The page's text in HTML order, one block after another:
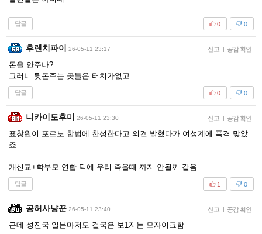
답글 0
0
후렌치파이 26-05-11 23:17 신고 공감 확인
돈을 안주나?
그러니 뒷돈주는 곳들은 터치가없고
답글 0
0
니카이도후미 26-05-11 23:30 신고 공감 확인
표창원이 포르노 합법에 찬성한다고 의견 밝혔다가 여성계에 폭격 맞았
죠
개신교+학부모 연합 덕에 우리 죽을때 까지 안될꺼 같음
답글 0
1
공허사냥꾼 26-05-11 23:40 신고 공감 확인
근데 성진국 일본마저도 결국은 보1지는 모자이크함